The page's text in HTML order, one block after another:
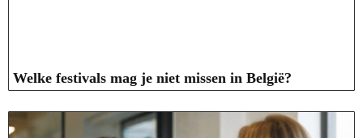
Welke festivals mag je niet missen in België?